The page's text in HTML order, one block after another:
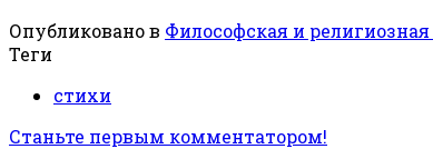
Опубликовано в Философская и
Теги
стихи
Станьте первым комментатором!